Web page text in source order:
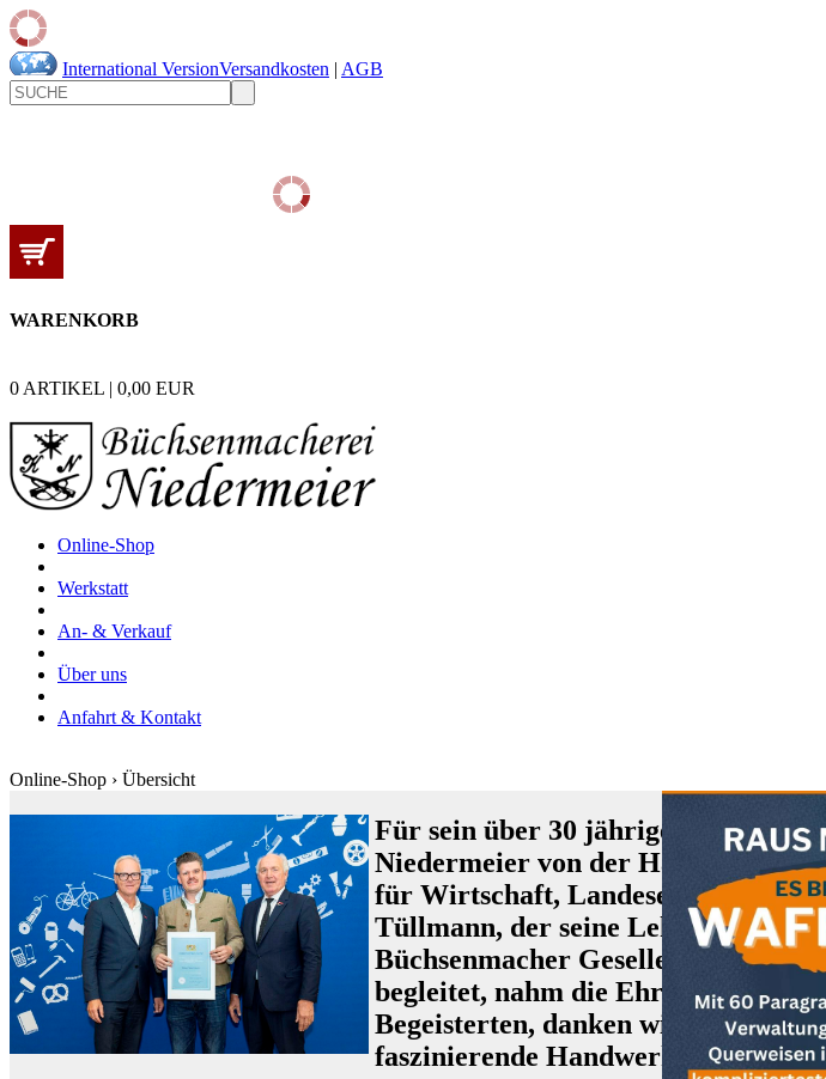
International VersionVersandkosten | AGB
WARENKORB
0 ARTIKEL | 0,00 EUR
Online-Shop
Werkstatt
An- & Verkauf
Über uns
Anfahrt & Kontakt
Online-Shop › Übersicht
Für sein über 30 jähriges
Niedermeier von der
für Wirtschaft, Landesentwicklung
Tüllmann, der seine Lehre bei
Büchsenmacher Gesellen und
begleitet, nahm die Ehrenurkunde
Begeisterten, danken wir den
faszinierende Handwerk am Leben.